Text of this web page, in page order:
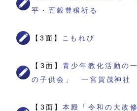
平・五穀豊穣祈る
【3面】 こもれび
【3面】青少年教化活動の
の子供会」 一宮賀茂神社
【3面】本殿「令和の大改